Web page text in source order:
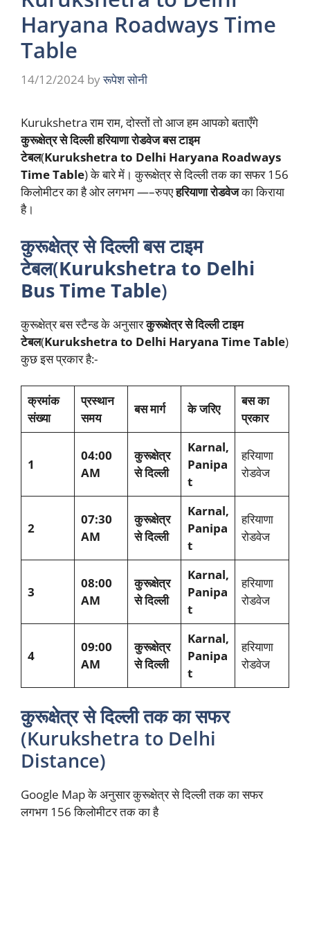
Haryana Roadways Time
Table
14/12/2024 byरूपेश सोनी
Kurukshetra राम राम, दोस्तों तो आज हम आपको बताएँगे
कुरूक्षेत्र से दिल्ली हरियाणा रोडवेज बस टाइम
टेबल(Kurukshetra to Delhi Haryana Roadways
Time Table) के बारे में। कुरूक्षेत्र से दिल्ली तक का सफर 156
किलोमीटर का है ओर लगभग —–रुपएहरियाणा रोडवेजका किराया
है।
कुरूक्षेत्र से दिल्ली बस टाइम
टेबल(Kurukshetra to Delhi
Bus Time Table)
कुरूक्षेत्र बस स्टैन्ड के अनुसारकुरूक्षेत्र से दिल्ली टाइम
टेबल(Kurukshetra to Delhi Haryana Time Table)
कुछ इस प्रकार है:-
क्रमांक
संख्या
प्रस्थान
समय
बस मार्ग के जरिए
बस का
प्रकार
1
04:00
AM
कुरूक्षेत्र
से दिल्ली
Karnal,
Panipa
t
हरियाणा
रोडवेज
2
07:30
AM
कुरूक्षेत्र
से दिल्ली
Karnal,
Panipa
t
हरियाणा
रोडवेज
3
08:00
AM
कुरूक्षेत्र
से दिल्ली
Karnal,
Panipa
t
हरियाणा
रोडवेज
4
09:00
AM
कुरूक्षेत्र
से दिल्ली
Karnal,
Panipa
t
हरियाणा
रोडवेज
कुरूक्षेत्र से दिल्ली तक का सफर
(Kurukshetra to Delhi
Distance)
Google Map के अनुसार कुरूक्षेत्र से दिल्ली तक का सफर
लगभग 156 किलोमीटर तक का है